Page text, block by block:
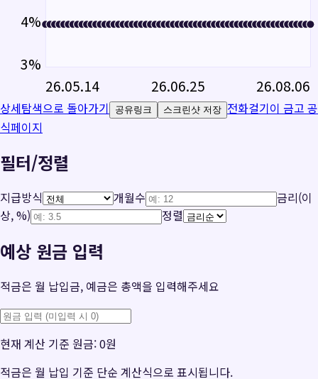
4%
3%
26.05.14 26.06.25 26.08.06
상세탐색으로 돌아가기 공유링크 스크린샷 저장 전화걸기이 금고 공
식페이지
필터/정렬
지급방식 개월수
금리(이
상, %)
정렬
예상 원금 입력
적금은 월 납입금, 예금은 총액을 입력해주세요
현재 계산 기준 원금:0원
적금은 월 납입 기준 단순 계산식으로 표시됩니다.